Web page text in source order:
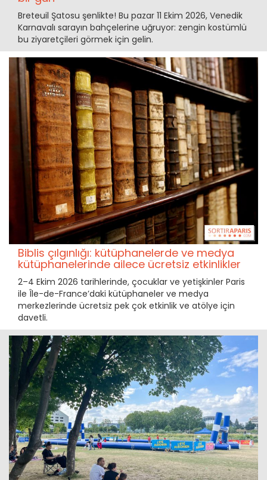
Breteuil Şatosu şenlikte! Bu pazar 11 Ekim 2026, Venedik
Karnavalı sarayın bahçelerine uğruyor: zengin kostümlü
bu ziyaretçileri görmek için gelin.
Biblis çılgınlığı: kütüphanelerde ve medya
kütüphanelerinde ailece ücretsiz etkinlikler
2–4 Ekim 2026 tarihlerinde, çocuklar ve yetişkinler Paris
ile Île-de-France’daki kütüphaneler ve medya
merkezlerinde ücretsiz pek çok etkinlik ve atölye için
davetli.